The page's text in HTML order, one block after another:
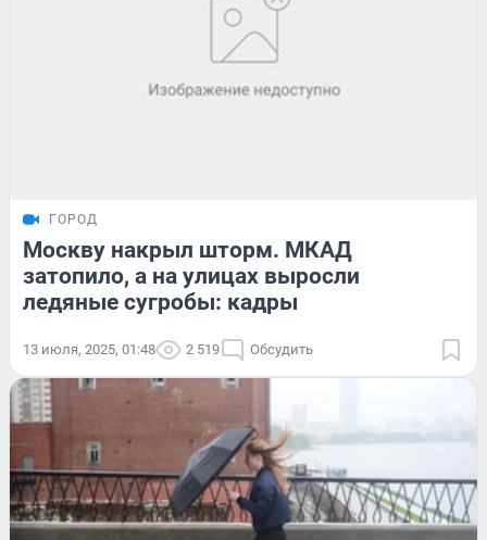
ГОРОД
Москву накрыл шторм. МКАД
затопило, а на улицах выросли
ледяные сугробы: кадры
13 июля, 2025, 01:48 2 519 Обсудить